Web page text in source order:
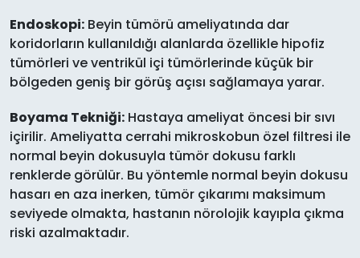
Endoskopi: Beyin tümörü ameliyatında dar
koridorların kullanıldığı alanlarda özellikle hipofiz
tümörleri ve ventrikül içi tümörlerinde küçük bir
bölgeden geniş bir görüş açısı sağlamaya yarar.
Boyama Tekniği: Hastaya ameliyat öncesi bir sıvı
içirilir. Ameliyatta cerrahi mikroskobun özel filtresi ile
normal beyin dokusuyla tümör dokusu farklı
renklerde görülür. Bu yöntemle normal beyin dokusu
hasarı en aza inerken, tümör çıkarımı maksimum
seviyede olmakta, hastanın nörolojik kayıpla çıkma
riski azalmaktadır.